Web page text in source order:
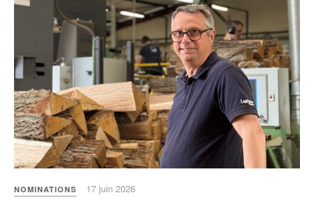
NOMINATIONS 17 juin 2026